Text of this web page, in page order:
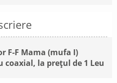
F-F Mama (mufa I)
la prețul de 1 Leu